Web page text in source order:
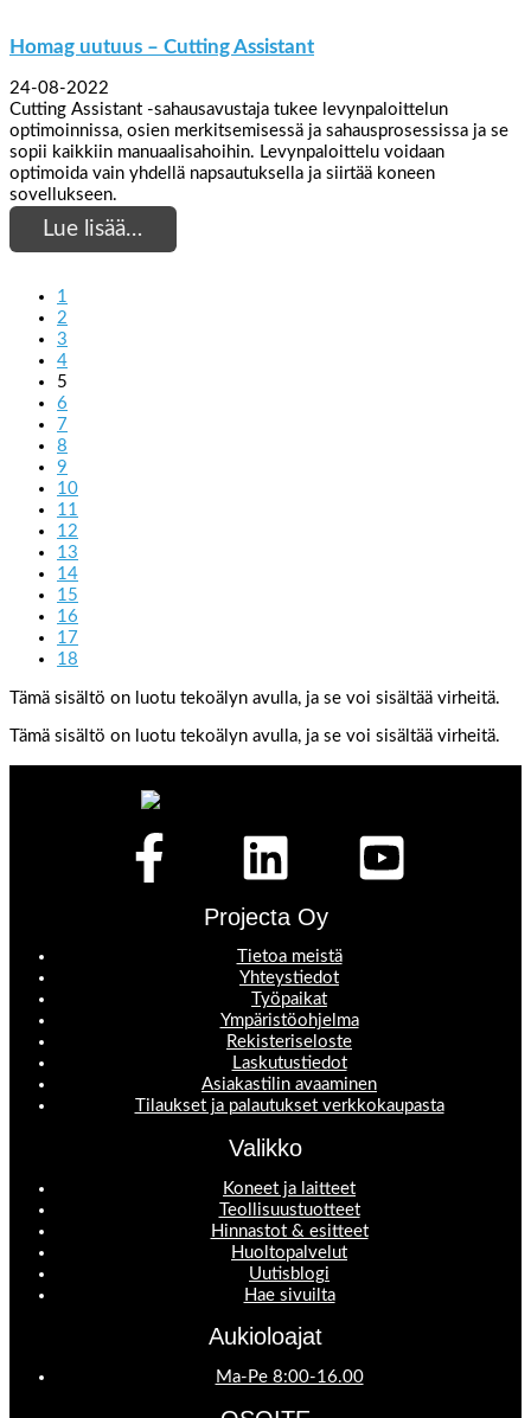
Homag uutuus – Cutting Assistant
24-08-2022
Cutting Assistant -sahausavustaja tukee levynpaloittelun
optimoinnissa, osien merkitsemisessä ja sahausprosessissa ja se
sopii kaikkiin manuaalisahoihin. Levynpaloittelu voidaan
optimoida vain yhdellä napsautuksella ja siirtää koneen
sovellukseen.
Lue lisää…
1
2
3
4
5
6
7
8
9
10
11
12
13
14
15
16
17
18
Tämä sisältö on luotu tekoälyn avulla, ja se voi sisältää virheitä.
Tämä sisältö on luotu tekoälyn avulla, ja se voi sisältää virheitä.
Projecta Oy
Tietoa meistä
Yhteystiedot
Työpaikat
Ympäristöohjelma
Rekisteriseloste
Laskutustiedot
Asiakastilin avaaminen
Tilaukset ja palautukset verkkokaupasta
Valikko
Koneet ja laitteet
Teollisuustuotteet
Hinnastot & esitteet
Huoltopalvelut
Uutisblogi
Hae sivuilta
Aukioloajat
Ma-Pe 8:00-16.00